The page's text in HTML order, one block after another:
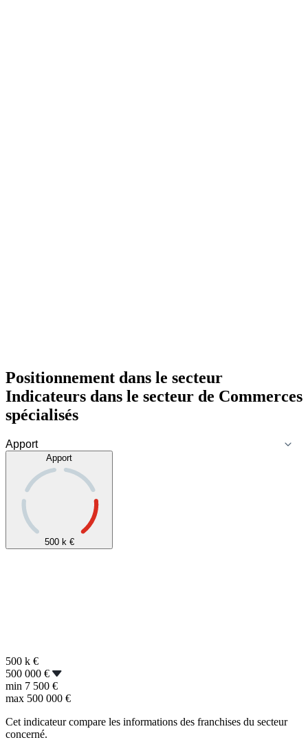
Positionnement dans le secteur
Indicateurs dans le secteur de Commerces
spécialisés
Apport
500 k €
500 k €
500 000 €
min 7 500 €
max 500 000 €
Cet indicateur compare les informations des franchises du secteur
concerné.